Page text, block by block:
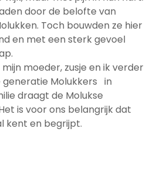
door de belofte van
Toch bouwden ze hier
en met een sterk gevoel
moeder, zusje en ik verder
generatie Molukkers in
draagt de Molukse
is voor ons belangrijk dat
kent en begrijpt.